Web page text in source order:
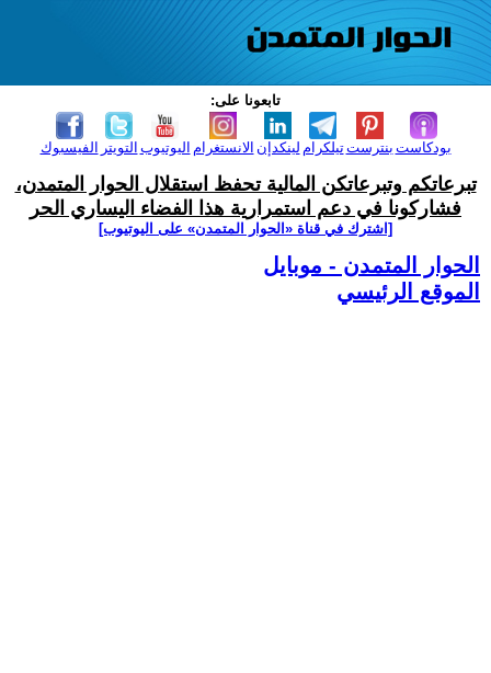
تابعونا على:
الفيسبوك التويتر اليوتيوب الانستغرام لينكدإن تيلكرامبنترست بودكاست
تبرعاتكم وتبرعاتكن المالية تحفظ استقلال الحوار المتمدن،
فشاركونا في دعم استمرارية هذا الفضاء اليساري الحر
[اشترك في قناة ‫«الحوار المتمدن» على اليوتيوب]
الحوار المتمدن - موبايل
الموقع الرئيسي